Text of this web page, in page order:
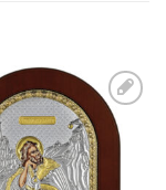
Πρόσθήκη
στην λίστα
επιθυμιών